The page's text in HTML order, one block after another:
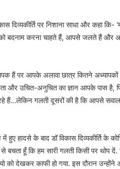
दिव्यकीर्ति पर निशाना साधा और कहा
बदनाम करना चाहते हैं, आपसे जलते हैं और
हैं पर आपके अलावा छात्र कितने अध्यापकों
और उचित-अनुचित का ज्ञान आपके पास है,
गलती दूसरों की है कि आपसे सवाल
हादसे के बाद डॉ विकास दिव्यकीर्ति के
बचता हूँ कि हम सारी गलती किसी पर
देखकर काफी हो गया. इस दौरान उन्होंने